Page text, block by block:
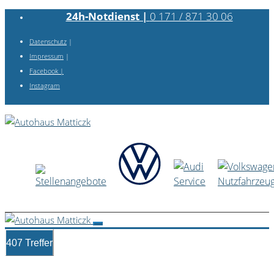
24h-Notdienst | 0 171 / 871 30 06
Datenschutz |
Impressum |
Facebook |
Instagram
407 Treffer